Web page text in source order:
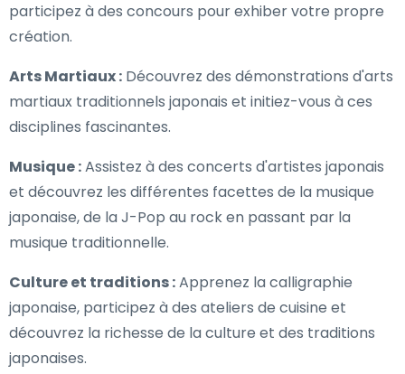
participez à des concours pour exhiber votre propre
création.
Arts Martiaux : Découvrez des démonstrations d'arts
martiaux traditionnels japonais et initiez-vous à ces
disciplines fascinantes.
Musique :Assistez à des concerts d'artistes japonais
et découvrez les différentes facettes de la musique
japonaise, de la J-Pop au rock en passant par la
musique traditionnelle.
Culture et traditions :Apprenez la calligraphie
japonaise, participez à des ateliers de cuisine et
découvrez la richesse de la culture et des traditions
japonaises.